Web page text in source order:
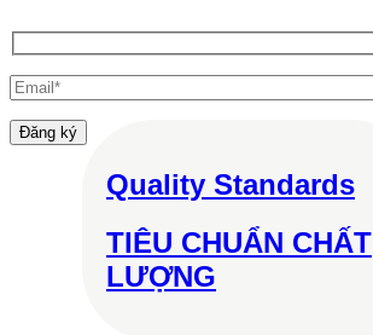
Quality Standards
TIÊU CHUẨN CHẤT
LƯỢNG